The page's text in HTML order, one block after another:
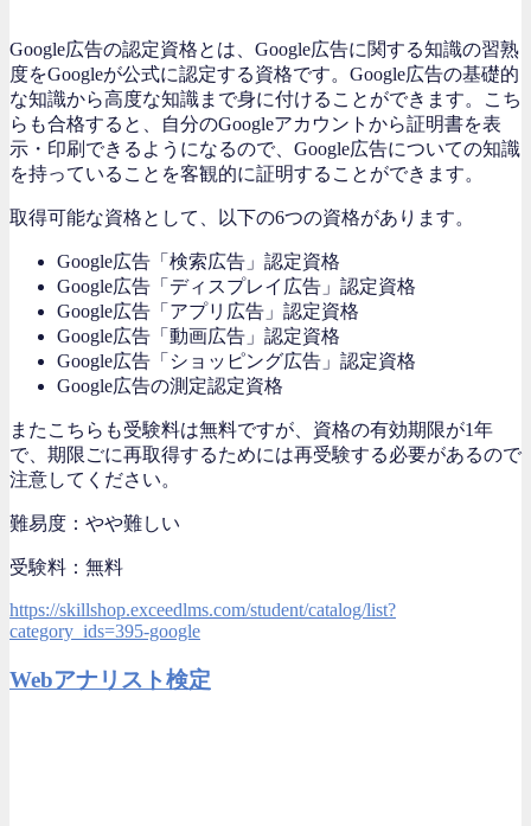
Google広告の認定資格とは、Google広告に関する知識の習熟
度をGoogleが公式に認定する資格です。Google広告の基礎的
な知識から高度な知識まで身に付けることができます。こち
らも合格すると、自分のGoogleアカウントから証明書を表
示・印刷できるようになるので、Google広告についての知識
を持っていることを客観的に証明することができます。
取得可能な資格として、以下の6つの資格があります。
Google広告「検索広告」認定資格
Google広告「ディスプレイ広告」認定資格
Google広告「アプリ広告」認定資格
Google広告「動画広告」認定資格
Google広告「ショッピング広告」認定資格
Google広告の測定認定資格
またこちらも受験料は無料ですが、資格の有効期限が1年
で、期限ごに再取得するためには再受験する必要があるので
注意してください。
難易度：やや難しい
受験料：無料
https://skillshop.exceedlms.com/student/catalog/list?
category_ids=395-google
Webアナリスト検定